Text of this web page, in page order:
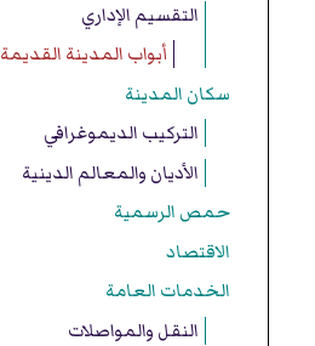
التقسيم الإداري
أبواب المدينة القديمة
سكان المدينة
التركيب الديموغرافي
الأديان والمعالم الدينية
حمص الرسمية
الاقتصاد
الخدمات العامة
النقل والمواصلات